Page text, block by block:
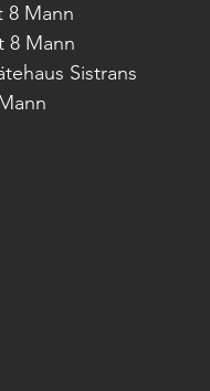
8 Mann
8 Mann
Sistrans